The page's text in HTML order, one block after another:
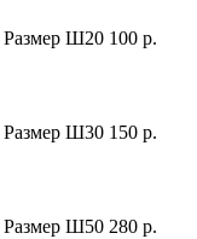
Размер Ш20 100 р.
Размер Ш30 150 р.
Размер Ш50 280 р.